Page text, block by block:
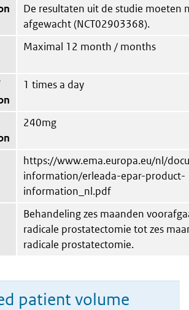
De resultaten uit de studie moeten
afgewacht (NCT02903368).
Maximal 12 month / months
1 times a day
240mg
https://www.ema.europa.eu/nl/
information/erleada-epar-product-
information_nl.pdf
Behandeling zes maanden
radicale prostatectomie tot zes
radicale prostatectomie.
patient volume